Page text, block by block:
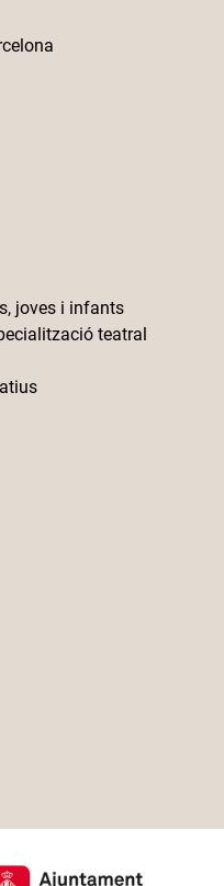
joves i infants
teatral